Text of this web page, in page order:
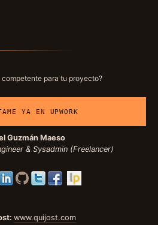
competente para tu proyecto?
YA EN UPWORK
Guzmán Maeso
& Sysadmin (Freelancer)
www.quijost.com